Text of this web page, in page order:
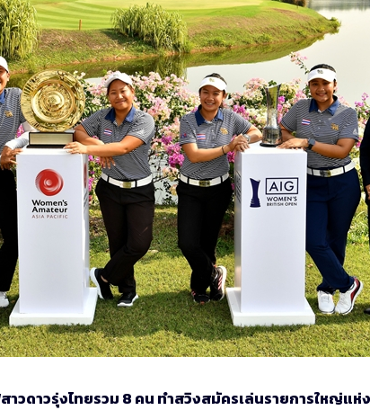
วดาวรุ่งไทยรวม 8 คน ทำสวิงสมัครเล่นรายการใหญ่แห่